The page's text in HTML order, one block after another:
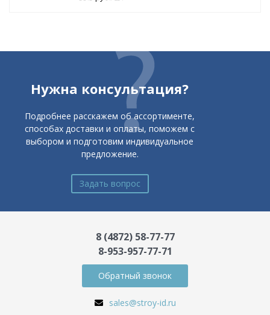
Нужна консультация?
Подробнее расскажем об ассортименте,
способах доставки и оплаты, поможем с
выбором и подготовим индивидуальное
предложение.
Задать вопрос
8 (4872) 58-77-77
8-953-957-77-71
Обратный звонок
sales@stroy-id.ru